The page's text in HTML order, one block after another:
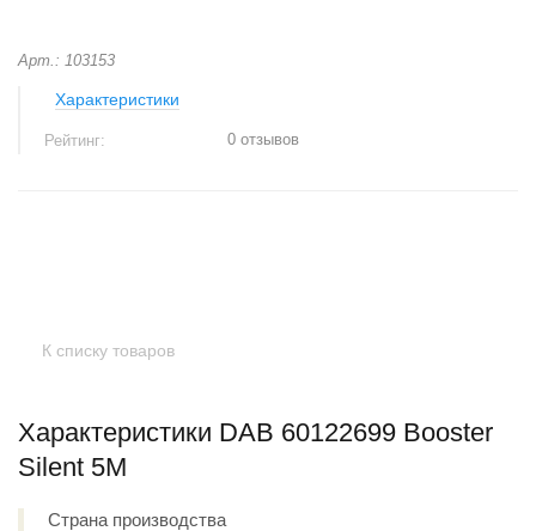
Арт.: 103153
Характеристики
Рейтинг: 0 отзывов
К списку товаров
Характеристики DAB 60122699 Booster
Silent 5M
Страна производства